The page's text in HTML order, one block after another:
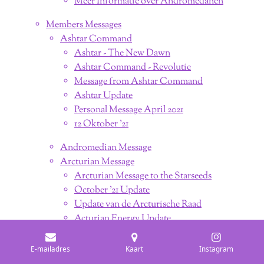
Members Messages
Ashtar Command
Ashtar - The New Dawn
Ashtar Command - Revolutie
Message from Ashtar Command
Ashtar Update
Personal Message April 2021
12 Oktober '21
Andromedian Message
Arcturian Message
Arcturian Message to the Starseeds
October '21 Update
Update van de Arcturische Raad
Acturian Energy Update
Arcturian Council 5d Update
E-mailadres Kaart Instagram